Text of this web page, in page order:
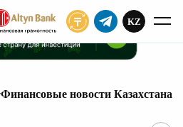
KZ
Финансовые новости Казахстана